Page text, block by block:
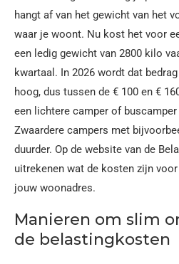
hangt af van het gewicht van het
waar je woont. Nu kost het voor
een ledig gewicht van 2800 kilo
kwartaal. In 2026 wordt dat
hoog, dus tussen de € 100 en €
een lichtere camper of
Zwaardere campers met
duurder. Op de website van de
uitrekenen wat de kosten zijn
jouw woonadres.
Manieren om slim
de belastingkosten